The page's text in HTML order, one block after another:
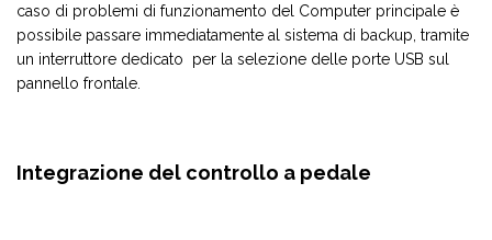
caso di problemi di funzionamento del Computer principale è
possibile passare immediatamente al sistema di backup, tramite
un interruttore dedicato per la selezione delle porte USB sul
pannello frontale.
Integrazione del controllo a pedale